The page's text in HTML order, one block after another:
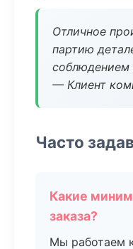
Отличное
партию
соблюдением
— Клиент
Часто
Какие
заказа?
Мы работаем